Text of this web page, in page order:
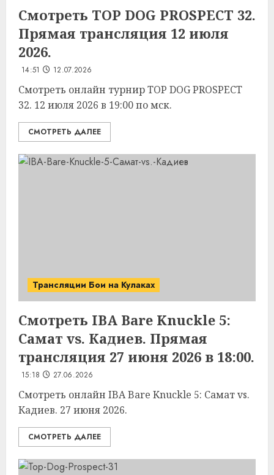
Смотреть TOP DOG PROSPECT 32.
Прямая трансляция 12 июля
2026.
14:51 12.07.2026
Смотреть онлайн турнир TOP DOG PROSPECT
32. 12 июля 2026 в 19:00 по мск.
СМОТРЕТЬ ДАЛЕЕ
Трансляции Бои на Кулаках
Смотреть IBA Bare Knuckle 5:
Самат vs. Кадиев. Прямая
трансляция 27 июня 2026 в 18:00.
15:18 27.06.2026
Смотреть онлайн IBA Bare Knuckle 5: Самат vs.
Кадиев. 27 июня 2026.
СМОТРЕТЬ ДАЛЕЕ